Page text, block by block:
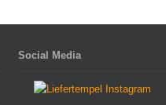
Social Media